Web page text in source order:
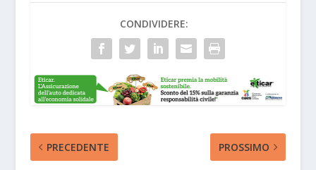
CONDIVIDERE:
PRECEDENTE PROSSIMO